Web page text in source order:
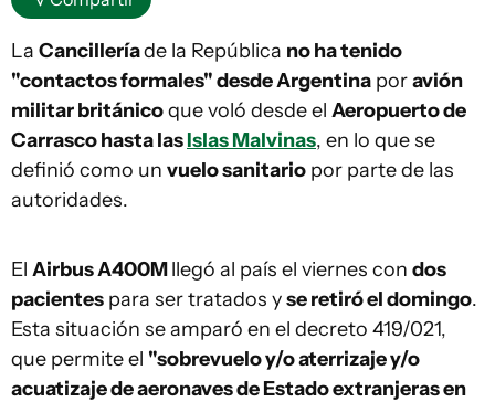
La Cancilleríade la República no ha tenido
"contactos formales" desde Argentina poravión
militar británicoque voló desde el Aeropuerto de
Carrasco hasta lasIslas Malvinas, en lo que se
definió como un vuelo sanitario por parte de las
autoridades.
El Airbus A400Mllegó al país el viernes con dos
pacientes para ser tratados yse retiró el domingo.
Esta situación se amparó en el decreto 419/021,
que permite el "sobrevuelo y/o aterrizaje y/o
acuatizaje de aeronaves de Estado extranjeras en